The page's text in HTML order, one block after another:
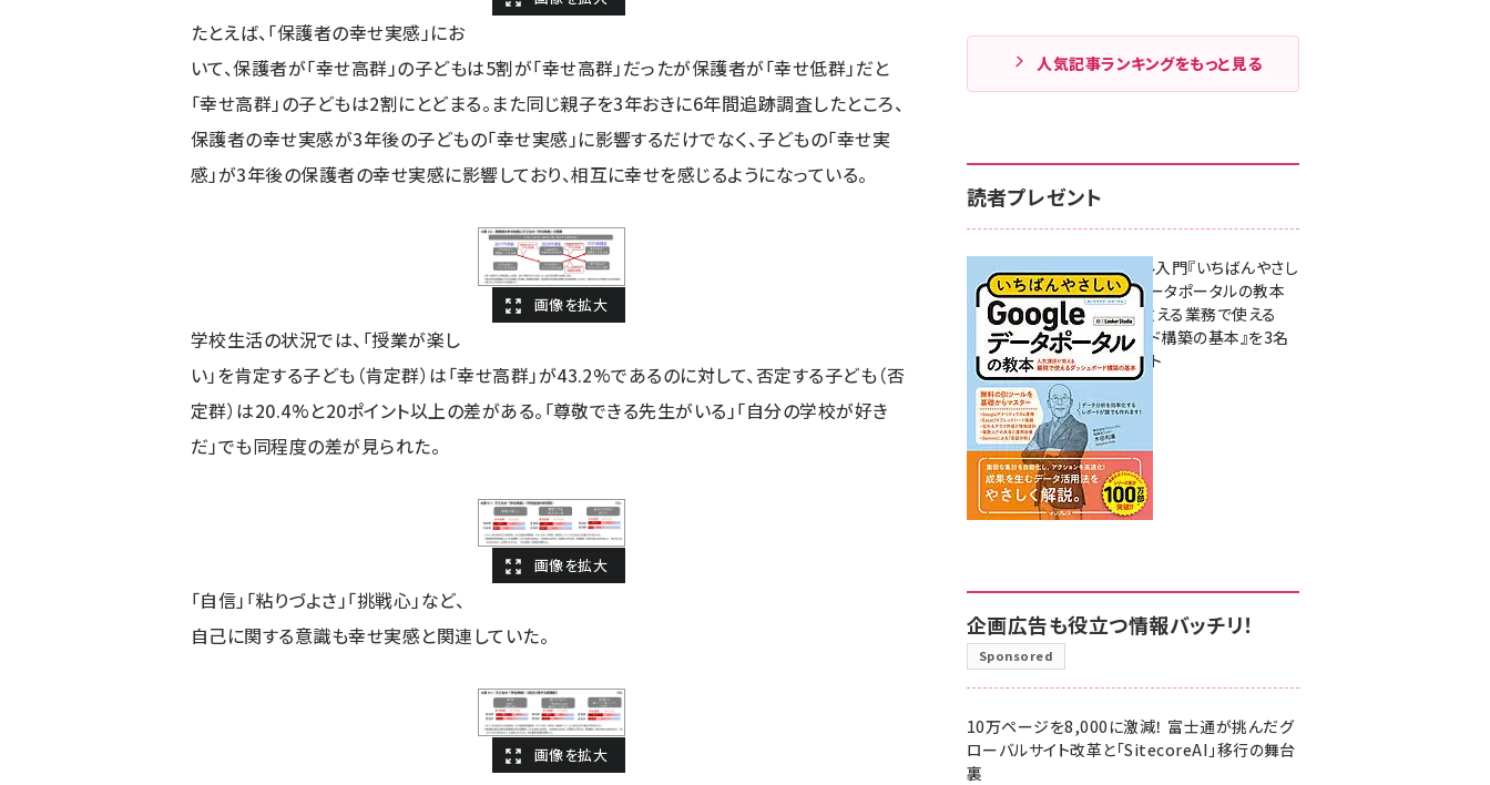
たとえば、「保護者の幸せ実感」にお
いて、保護者が「幸せ高群」の子どもは5割が「幸せ高群」だったが保護者が「幸せ低群」だと
「幸せ高群」の子どもは2割にとどまる。また同じ親子を3年おきに6年間追跡調査したところ、
保護者の幸せ実感が3年後の子どもの「幸せ実感」に影響するだけでなく、子どもの「幸せ実
感」が3年後の保護者の幸せ実感に影響しており、相互に幸せを感じるようになっている。
学校生活の状況では、「授業が楽し
い」を肯定する子ども（肯定群）は「幸せ高群」が43.2%であるのに対して、否定する子ども（否
定群）は20.4%と20ポイント以上の差がある。「尊敬できる先生がいる」「自分の学校が好き
だ」でも同程度の差が見られた。
「自信」「粘りづよさ」「挑戦心」など、
自己に関する意識も幸せ実感と関連していた。
人気記事ランキングをもっと見る
読者プレゼント
無料BIツール入門『いちばんやさし
いGoogleデータポータルの教本
人気講師が教える業務で使える
ダッシュボード構築の基本』を3名
様にプレゼント
7月31日 10:00
企画広告も役立つ情報バッチリ！
Sponsored
10万ページを8,000に激減！ 富士通が挑んだグ
ローバルサイト改革と「SitecoreAI」移行の舞台
裏